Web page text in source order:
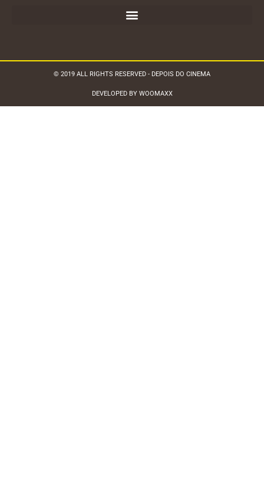
© 2019 ALL RIGHTS RESERVED - DEPOIS DO CINEMA
DEVELOPED BY WOOMAXX